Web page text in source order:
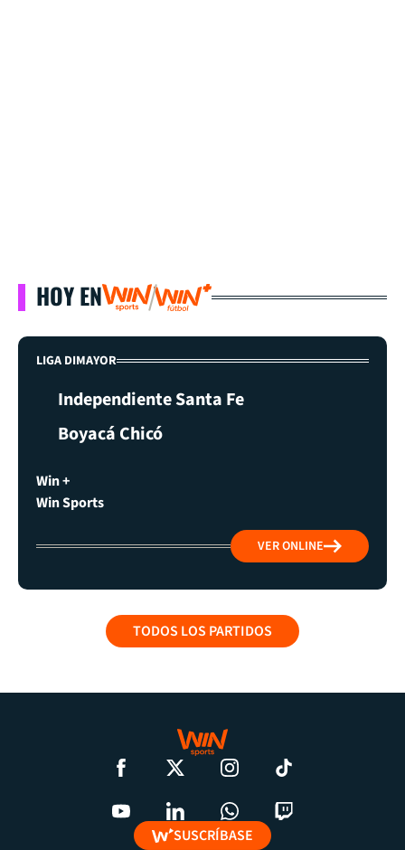
HOY EN
LIGA DIMAYOR
Independiente Santa Fe
Boyacá Chicó
Win +
Win Sports
VER ONLINE
TODOS LOS PARTIDOS
SUSCRÍBASE